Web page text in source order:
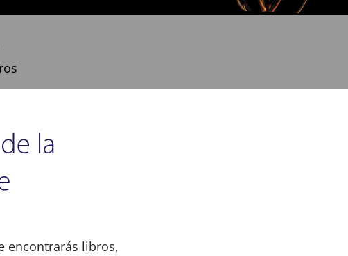
encontrarás libros,